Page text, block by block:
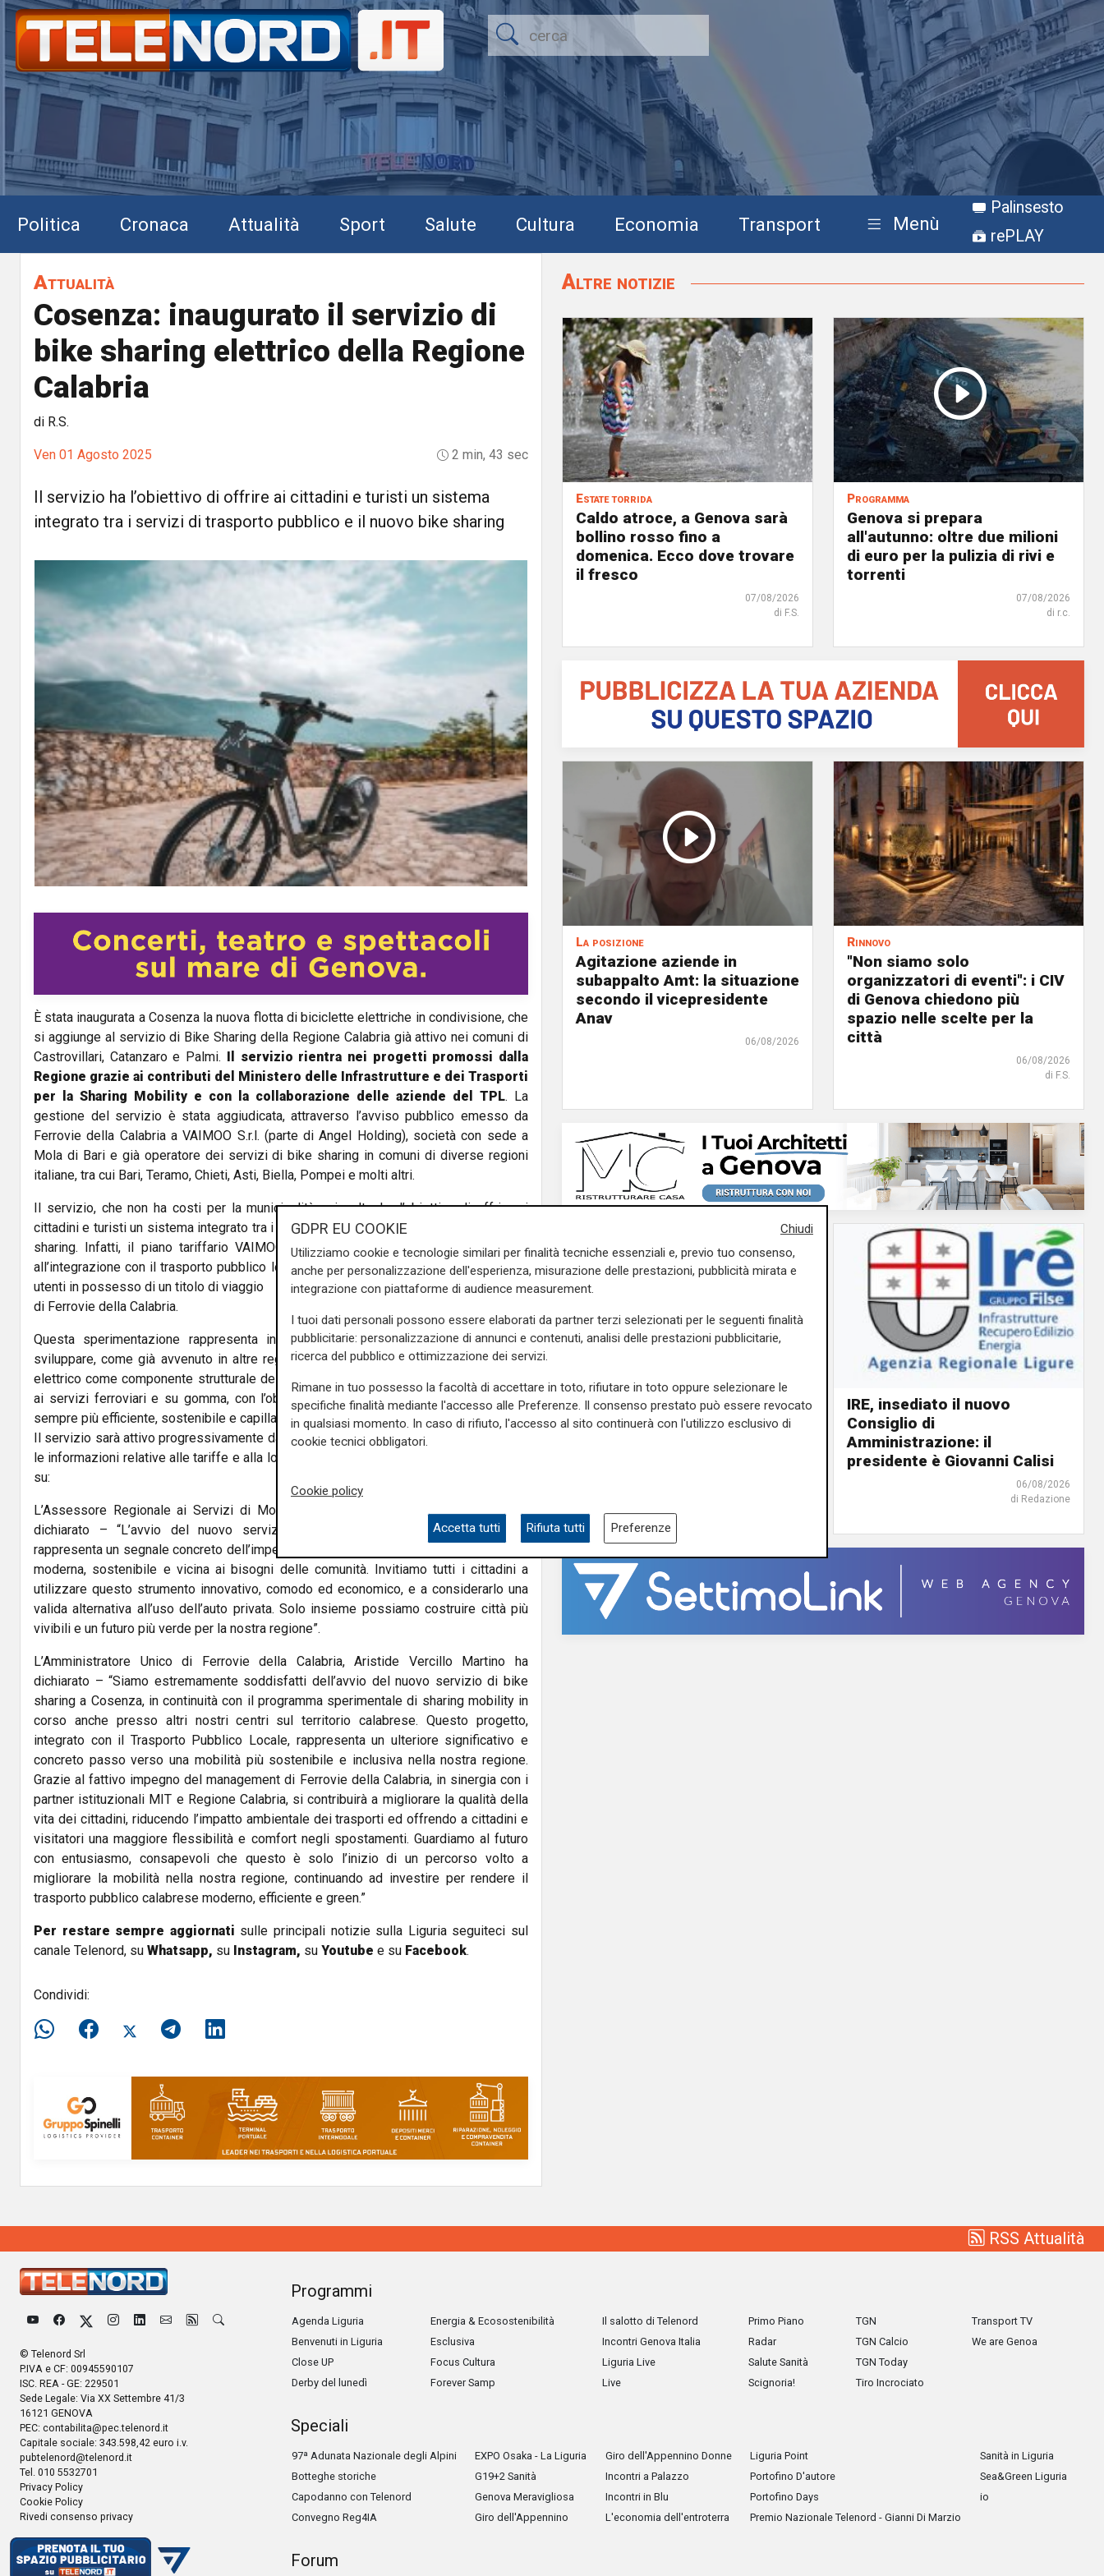
Politica Cronaca Attualità Sport Salute Cultura Economia Transport Menù
Palinsesto
rePLAY
Attualità
Cosenza: inaugurato il servizio di
bike sharing elettrico della Regione
Calabria
di R.S.
Ven 01 Agosto 2025 2 min, 43 sec
Il servizio ha l’obiettivo di offrire ai cittadini e turisti un sistema
integrato tra i servizi di trasporto pubblico e il nuovo bike sharing
È stata inaugurata a Cosenza la nuova flotta di biciclette elettriche in condivisione, che
si aggiunge al servizio di Bike Sharing della Regione Calabria già attivo nei comuni di
Castrovillari, Catanzaro e Palmi.
Il servizio rientra nei progetti promossi dalla
Regione grazie ai contributi del Ministero delle Infrastrutture e dei Trasporti
per la Sharing Mobility e con la collaborazione delle aziende del TPL. La
gestione del servizio è stata aggiudicata, attraverso l’avviso pubblico emesso da
Ferrovie della Calabria a VAIMOO S.r.l. (parte di Angel Holding), società con sede a
Mola di Bari e già operatore dei servizi di bike sharing in comuni di diverse regioni
italiane, tra cui Bari, Teramo, Chieti, Asti, Biella, Pompei e molti altri.
Il servizio, che non ha costi per la municipalità coinvolta, ha l’obiettivo di offrire ai
cittadini e turisti un sistema integrato tra i servizi di trasporto pubblico e il nuovo bike
sharing. Infatti, il piano tariffario VAIMOO, già particolarmente conveniente, grazie
all’integrazione con il trasporto pubblico locale, prevede scontistiche dell’80% per gli
utenti in possesso di un titolo di viaggio
di Ferrovie della Calabria.
Questa sperimentazione rappresenta inoltre un passo strategico per testare e
sviluppare, come già avvenuto in altre regioni italiane, l’integrazione del bikesharing
elettrico come componente strutturale del trasporto pubblico locale, in affiancamento
ai servizi ferroviari e su gomma, con l’obiettivo di costruire un sistema di mobilità
sempre più efficiente, sostenibile e capillare.
Il servizio sarà attivo progressivamente dal giorno successivo all’inaugurazione. Tutte
le informazioni relative alle tariffe e alla localizzazione delle stazioni sono disponibili
su:
L’Assessore Regionale ai Servizi di Mobilità Sostenibile e TPL Gianluca Gallo ha
dichiarato – “L’avvio del nuovo servizio di bike sharing elettrico a Cosenza
rappresenta un segnale concreto dell’impegno della Regione Calabria per una mobilità
moderna, sostenibile e vicina ai bisogni delle comunità. Invitiamo tutti i cittadini a
utilizzare questo strumento innovativo, comodo ed economico, e a considerarlo una
valida alternativa all’uso dell’auto privata. Solo insieme possiamo costruire città più
vivibili e un futuro più verde per la nostra regione”.
L’Amministratore Unico di Ferrovie della Calabria, Aristide Vercillo Martino ha
dichiarato – “Siamo estremamente soddisfatti dell’avvio del nuovo servizio di bike
sharing a Cosenza, in continuità con il programma sperimentale di sharing mobility in
corso anche presso altri nostri centri sul territorio calabrese. Questo progetto,
integrato con il Trasporto Pubblico Locale, rappresenta un ulteriore significativo e
concreto passo verso una mobilità più sostenibile e inclusiva nella nostra regione.
Grazie al fattivo impegno del management di Ferrovie della Calabria, in sinergia con i
partner istituzionali MIT e Regione Calabria, si contribuirà a migliorare la qualità della
vita dei cittadini, riducendo l’impatto ambientale dei trasporti ed offrendo a cittadini e
visitatori una maggiore flessibilità e comfort negli spostamenti. Guardiamo al futuro
con entusiasmo, consapevoli che questo è solo l’inizio di un percorso volto a
migliorare la mobilità nella nostra regione, continuando ad investire per rendere il
trasporto pubblico calabrese moderno, efficiente e green.”
Per restare sempre aggiornati sulle principali notizie sulla Liguria seguiteci sul
canale Telenord, su Whatsapp, su Instagram, su Youtube e su Facebook.
Condividi:
Altre notizie
Estate torrida
Caldo atroce, a Genova sarà
bollino rosso fino a
domenica. Ecco dove trovare
il fresco
07/08/2026
di F.S.
Programma
Genova si prepara
all'autunno: oltre due milioni
di euro per la pulizia di rivi e
torrenti
07/08/2026
di r.c.
La posizione
Agitazione aziende in
subappalto Amt: la situazione
secondo il vicepresidente
Anav
06/08/2026
Rinnovo
"Non siamo solo
organizzatori di eventi": i CIV
di Genova chiedono più
spazio nelle scelte per la
città
06/08/2026
di F.S.
Afa
Caldo in Liguria, bollino rosso
IRE, insediato il nuovo
Consiglio di
Amministrazione: il
presidente è Giovanni Calisi
06/08/2026
di Redazione
RSS Attualità
© Telenord Srl
P.IVA e CF: 00945590107
ISC. REA - GE: 229501
Sede Legale: Via XX Settembre 41/3
16121 GENOVA
PEC: contabilita@pec.telenord.it
Capitale sociale: 343.598,42 euro i.v.
pubtelenord@telenord.it
Tel. 010 5532701
Privacy Policy
Cookie Policy
Rivedi consenso privacy
Programmi
Agenda Liguria
Benvenuti in Liguria
Close UP
Derby del lunedì
Energia & Ecosostenibilità
Esclusiva
Focus Cultura
Forever Samp
Il salotto di Telenord
Incontri Genova Italia
Liguria Live
Live
Primo Piano
Radar
Salute Sanità
Scignoria!
TGN
TGN Calcio
TGN Today
Tiro Incrociato
Transport TV
We are Genoa
Speciali
97ª Adunata Nazionale degli Alpini
Botteghe storiche
Capodanno con Telenord
Convegno Reg4IA
EXPO Osaka - La Liguria
G19+2 Sanità
Genova Meravigliosa
Giro dell'Appennino
Giro dell'Appennino Donne
Incontri a Palazzo
Incontri in Blu
L'economia dell'entroterra
Liguria Point
Portofino D'autore
Portofino Days
Premio Nazionale Telenord - Gianni Di Marzio
Sanità in Liguria
Sea&Green Liguria
io
Forum
Chiudi
GDPR EU COOKIE
Utilizziamo cookie e tecnologie similari per finalità tecniche essenziali e, previo tuo consenso,
anche per personalizzazione dell'esperienza, misurazione delle prestazioni, pubblicità mirata e
integrazione con piattaforme di audience measurement.
I tuoi dati personali possono essere elaborati da partner terzi selezionati per le seguenti finalità
pubblicitarie: personalizzazione di annunci e contenuti, analisi delle prestazioni pubblicitarie,
ricerca del pubblico e ottimizzazione dei servizi.
Rimane in tuo possesso la facoltà di accettare in toto, rifiutare in toto oppure selezionare le
specifiche finalità mediante l'accesso alle Preferenze. Il consenso prestato può essere revocato
in qualsiasi momento. In caso di rifiuto, l'accesso al sito continuerà con l'utilizzo esclusivo di
cookie tecnici obbligatori.
Cookie policy
Accetta tutti Rifiuta tutti Preferenze